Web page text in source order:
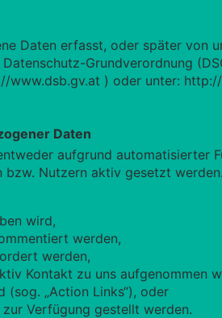
Daten erfasst, oder später von
Grundverordnung
www.dsb.gv.at ) oder unter:
Daten
aufgrund automatisierter
bzw. Nutzern aktiv gesetzt
wird,
werden,
werden,
Kontakt zu uns aufgenommen
„Action Links“), oder
Verfügung gestellt werden.